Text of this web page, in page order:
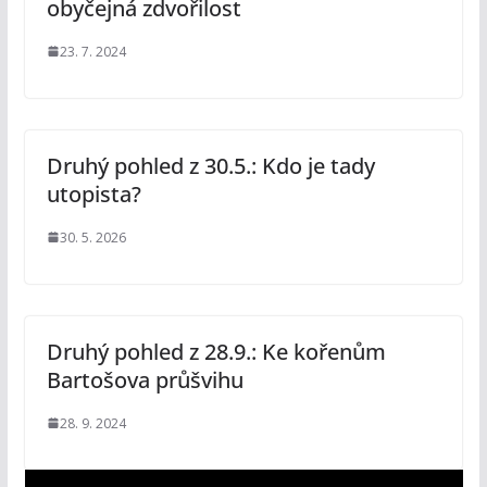
obyčejná zdvořilost
23. 7. 2024
Druhý pohled z 30.5.: Kdo je tady
utopista?
30. 5. 2026
Druhý pohled z 28.9.: Ke kořenům
Bartošova průšvihu
28. 9. 2024